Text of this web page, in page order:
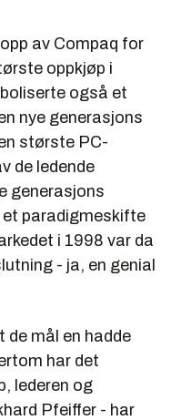
av Compaq for
oppkjøp i
også et
nye generasjons
største PC-
de ledende
generasjons
et paradigmeskifte
i 1998 var da
- ja, en genial
de mål en hadde
har det
lederen og
Pfeiffer - har